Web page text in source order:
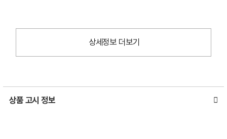
상세정보 더보기
상품 고시 정보